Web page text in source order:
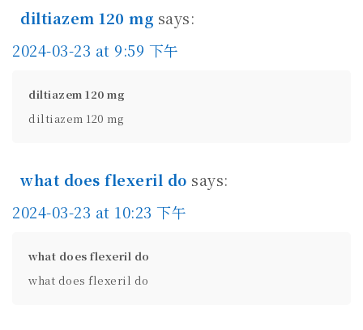
diltiazem 120 mg says:
2024-03-23 at 9:59 下午
diltiazem 120 mg
diltiazem 120 mg
what does flexeril do says:
2024-03-23 at 10:23 下午
what does flexeril do
what does flexeril do